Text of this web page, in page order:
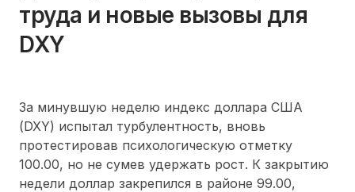
труда и новые вызовы для
DXY
За минувшую неделю индекс доллара США
(DXY) испытал турбулентность, вновь
протестировав психологическую отметку
100.00, но не сумев удержать рост. К закрытию
недели доллар закрепился в районе 99.00,